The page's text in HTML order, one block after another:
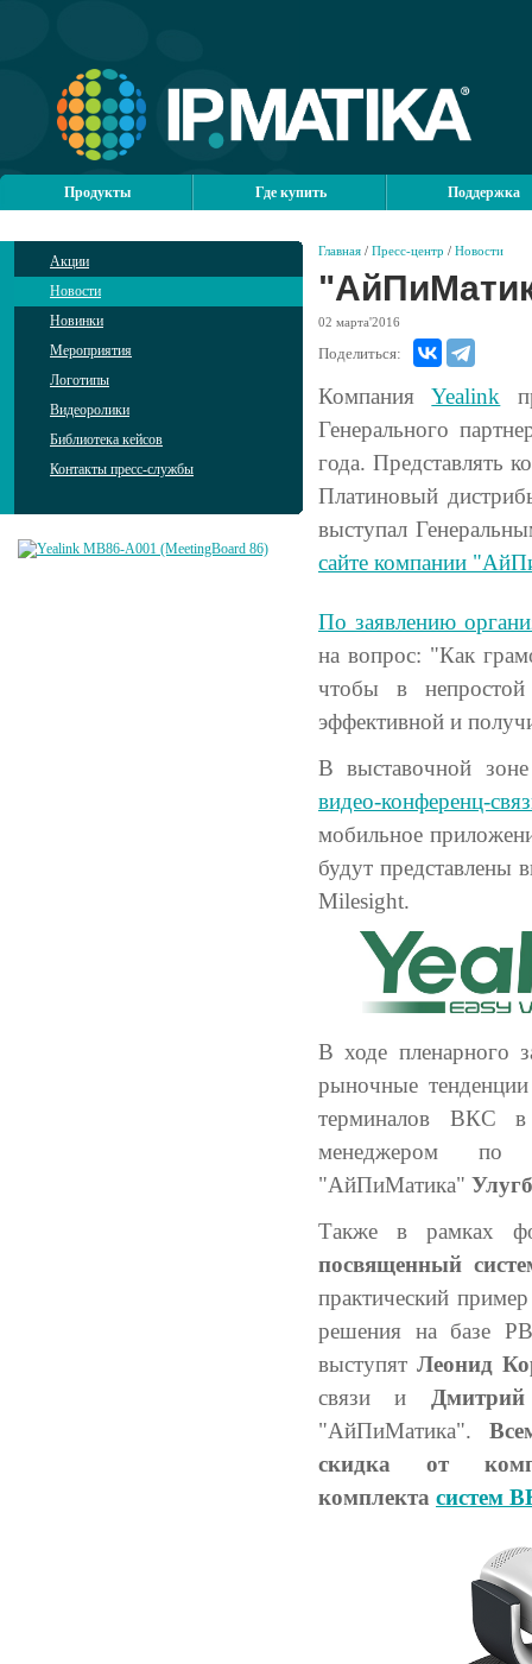
Продукты Где купить Поддержка
Акции
Новости
Новинки
Мероприятия
Логотипы
Видеоролики
Библиотека кейсов
Контакты пресс-службы
Главная / Пресс-центр / Новости
02 марта'2016
Поделиться:
КомпанияYealink
Генерального
года. Представлять
Платиновый
выступал
сайте компании
По заявлению
на вопрос: "Как
чтобы в непростой
эффективной и
В выставочной
видео-конференц-
мобильное
будут представлены
Milesight.
В ходе пленарного
рыночные
терминалов ВКС в
менеджером по
"АйПиМатика"
Также в рамках
посвященный
практический
решения на базе
выступят Леонид
связи и
"АйПиМатика".
скидка от
комплекта систем